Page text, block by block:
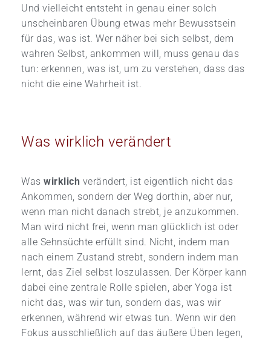
Und vielleicht entsteht in genau einer solch
unscheinbaren Übung etwas mehr Bewusstsein
für das, was ist. Wer näher bei sich selbst, dem
wahren Selbst, ankommen will, muss genau das
tun: erkennen, was ist, um zu verstehen, dass das
nicht die eine Wahrheit ist.
Was wirklich verändert
Was wirklich verändert, ist eigentlich nicht das
Ankommen, sondern der Weg dorthin, aber nur,
wenn man nicht danach strebt, je anzukommen.
Man wird nicht frei, wenn man glücklich ist oder
alle Sehnsüchte erfüllt sind. Nicht, indem man
nach einem Zustand strebt, sondern indem man
lernt, das Ziel selbst loszulassen. Der Körper kann
dabei eine zentrale Rolle spielen, aber Yoga ist
nicht das, was wir tun, sondern das, was wir
erkennen, während wir etwas tun. Wenn wir den
Fokus ausschließlich auf das äußere Üben legen,